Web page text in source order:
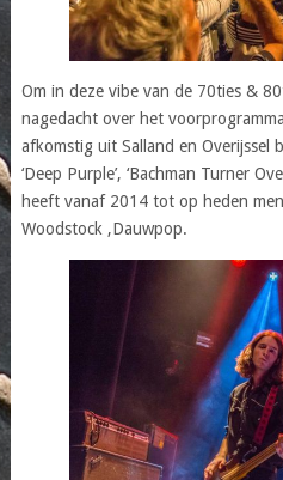
Om in deze vibe van de 70ties &
nagedacht over het
afkomstig uit Salland en Overijssel
‘Deep Purple’, ‘Bachman Turner
heeft vanaf 2014 tot op heden
Woodstock ,Dauwpop.